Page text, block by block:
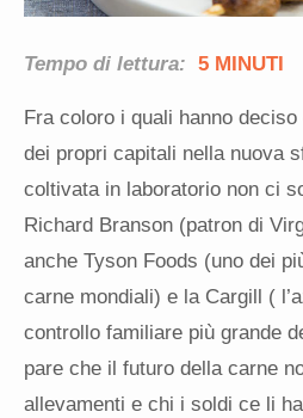
Tempo di lettura: 5 MINUTI
Fra coloro i quali hanno
dei propri capitali nella nuova
coltivata in laboratorio non ci
Richard Branson (patron di
anche Tyson Foods (uno dei
carne mondiali) e la Cargill (
controllo familiare più grande
pare che il futuro della carne
allevamenti e chi i soldi ce li